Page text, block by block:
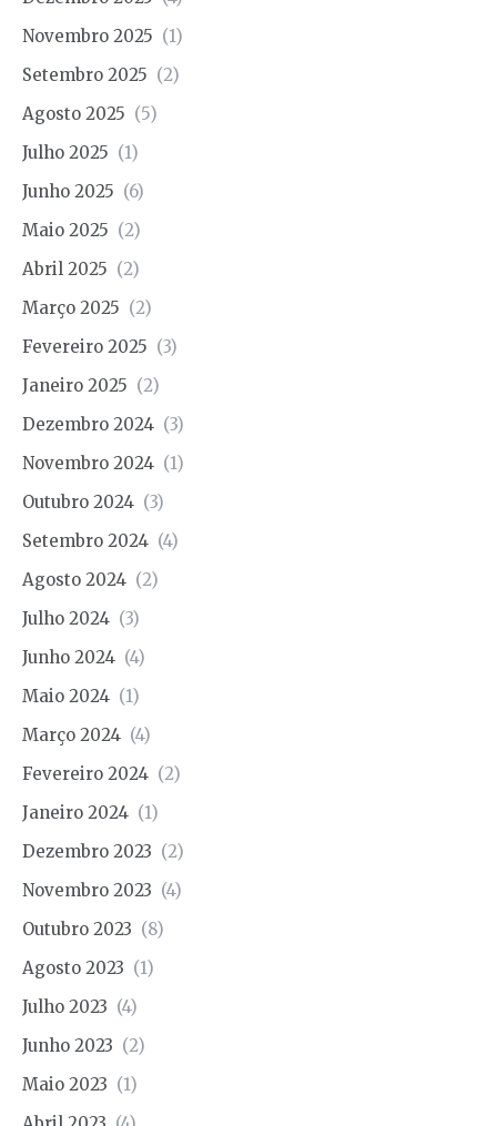
Novembro 2025 (1)
Setembro 2025 (2)
Agosto 2025 (5)
Julho 2025 (1)
Junho 2025 (6)
Maio 2025 (2)
Abril 2025 (2)
Março 2025 (2)
Fevereiro 2025 (3)
Janeiro 2025 (2)
Dezembro 2024 (3)
Novembro 2024 (1)
Outubro 2024 (3)
Setembro 2024 (4)
Agosto 2024 (2)
Julho 2024 (3)
Junho 2024 (4)
Maio 2024 (1)
Março 2024 (4)
Fevereiro 2024 (2)
Janeiro 2024 (1)
Dezembro 2023 (2)
Novembro 2023 (4)
Outubro 2023 (8)
Agosto 2023 (1)
Julho 2023 (4)
Junho 2023 (2)
Maio 2023 (1)